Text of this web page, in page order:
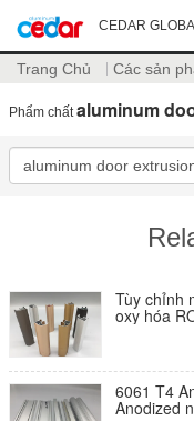
CEDAR
Trang Chủ Các sản
Phẩm chấtaluminum
Tùy chỉnh
oxy hóa
6061 T4
Anodized